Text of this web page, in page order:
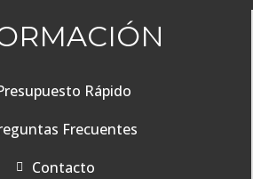
Rápido
Frecuentes
Contacto